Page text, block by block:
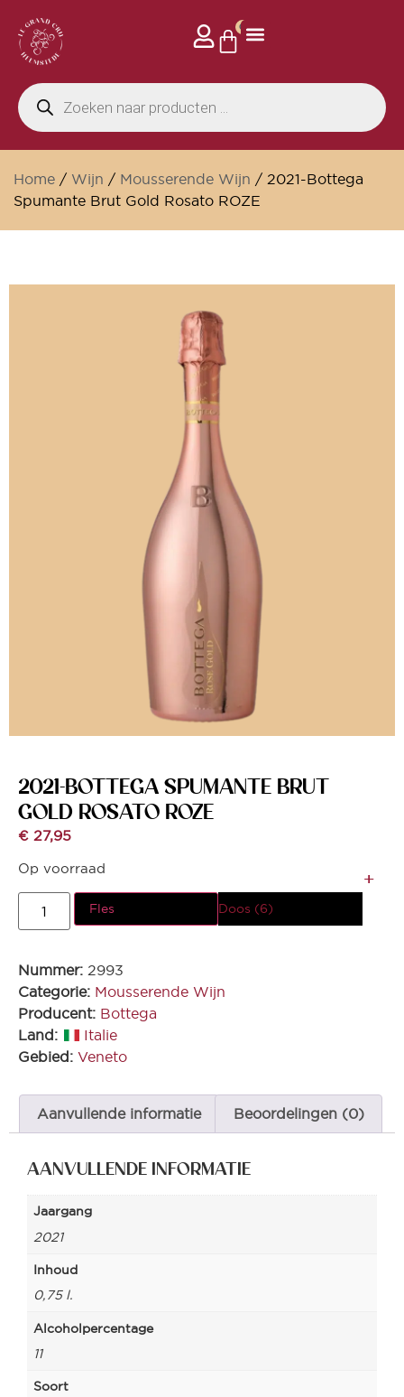
0
Home / Wijn / Mousserende Wijn / 2021-Bottega
Spumante Brut Gold Rosato ROZE
2021-BOTTEGA SPUMANTE BRUT
GOLD ROSATO ROZE
€ 27,95
Op voorraad
Fles Doos (6)
Nummer: 2993
Categorie: Mousserende Wijn
Producent: Bottega
Land:
Italie
Gebied: Veneto
Aanvullende informatie Beoordelingen (0)
AANVULLENDE INFORMATIE
Jaargang
2021
Inhoud
0,75 l.
Alcoholpercentage
11
Soort